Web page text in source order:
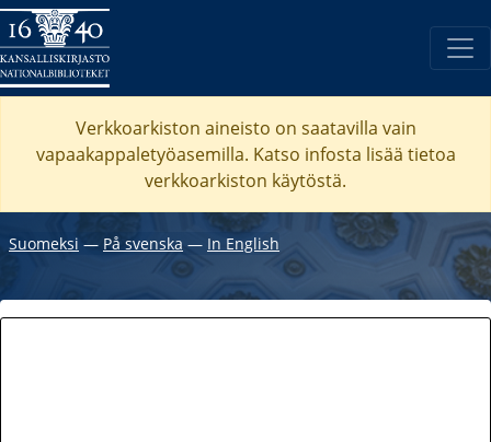
Verkkoarkiston aineisto on saatavilla vain
vapaakappaletyöasemilla. Katso infosta lisää tietoa
verkkoarkiston käytöstä.
Suomeksi ― På svenska ― In English